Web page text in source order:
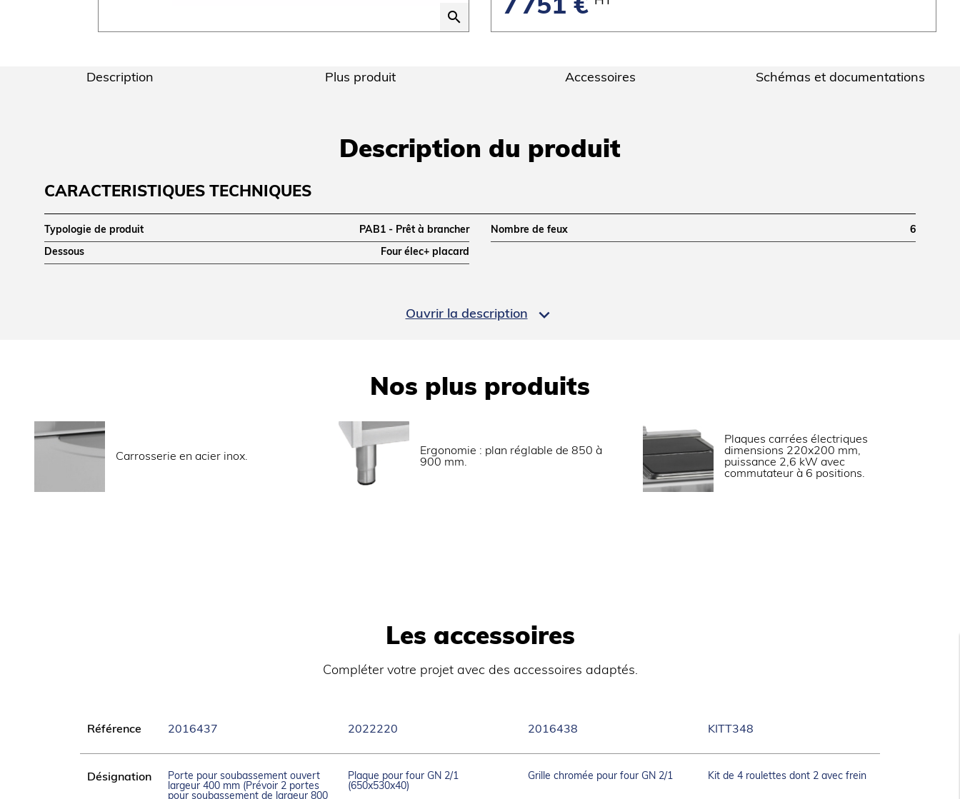
search 7 751 €
Description Plus produit Accessoires Schémas et documentations
Ouvrir la description 
Description du produit
CARACTÉRISTIQUES TECHNIQUES
Typologie de produit PAB1 - Prêt à brancher Nombre de feux 6
Dessous Four élec+ placard
1200x700x900
ALIMENTATION
Puissance four (kW) Puissance électrique raccordée (kW)
Pieds en acier inox réglables pour une hauteur de plan de 850 à
Commutateur à 6 positions et voyant de fonctionnement.
Puissance des plaques : 2,6 kW/plaque.
Porte en accessoire pour versions dessous libre.
de 100 à 330°C.
Dimensions chambre four XL : 935x300x580 mm.
Nos plus produits
Carrosserie en acier inox.
Ergonomie : plan réglable de 850 à
900 mm.
Plaques carrées électriques
dimensions 220x200 mm,
puissance 2,6 kW avec
commutateur à 6 positions.
Les accessoires
Compléter votre projet avec des accessoires adaptés.
Référence
Désignation
2016437
Porte pour soubassement ouvert
largeur 400 mm (Prévoir 2 portes
pour soubassement de largeur 800
2022220
Plaque pour four GN 2/1
(650x530x40)
2016438
Grille chromée pour four GN 2/1
KITT348
Kit de 4 roulettes dont 2 avec frein